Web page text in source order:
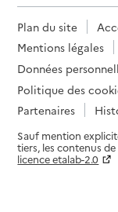
Plan du site
Mentions légales
Données
Politique des
Partenaires
Sauf mention
tiers, les contenus
licence etalab-2.0